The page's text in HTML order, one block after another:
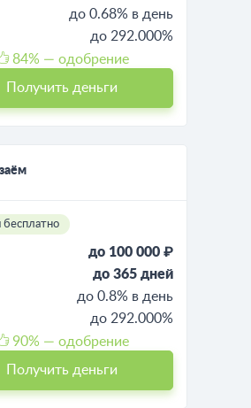
до 0.68% в день
до 292.000%
84% — одобрение
Получить деньги
бесплатно
до 100 000 ₽
до 365 дней
до 0.8% в день
до 292.000%
90% — одобрение
Получить деньги